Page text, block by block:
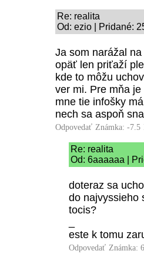
Re: realita
Od: ezio | Pridané:
Ja som narážal
opäť len priťaží
kde to môžu
ver mi. Pre mňa
mne tie infošky
nech sa aspoň
Odpovedať Známka: -7.5
Re: realita
Od: 6aaaaaa |
doteraz sa
do najvyssieho
tocis?
este k tomu
Odpovedať Známka: